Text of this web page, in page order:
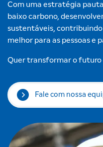
Com uma estratégia
baixo carbono,
sustentáveis,
melhor para as pessoas e
Quer transformar o futuro
Fale com nossa